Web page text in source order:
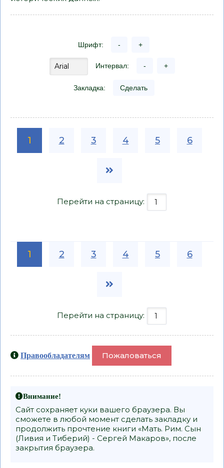
Шрифт: - +
Интервал: - +
Закладка: Сделать
1 2 3 4 5 6
Перейти на страницу:
1 2 3 4 5 6
Перейти на страницу:
Правообладателям Пожаловаться
Внимание!
Сайт сохраняет куки вашего браузера. Вы
сможете в любой момент сделать закладку и
продолжить прочтение книги «Мать. Рим. Сын
(Ливия и Тиберий) - Сергей Макаров», после
закрытия браузера.